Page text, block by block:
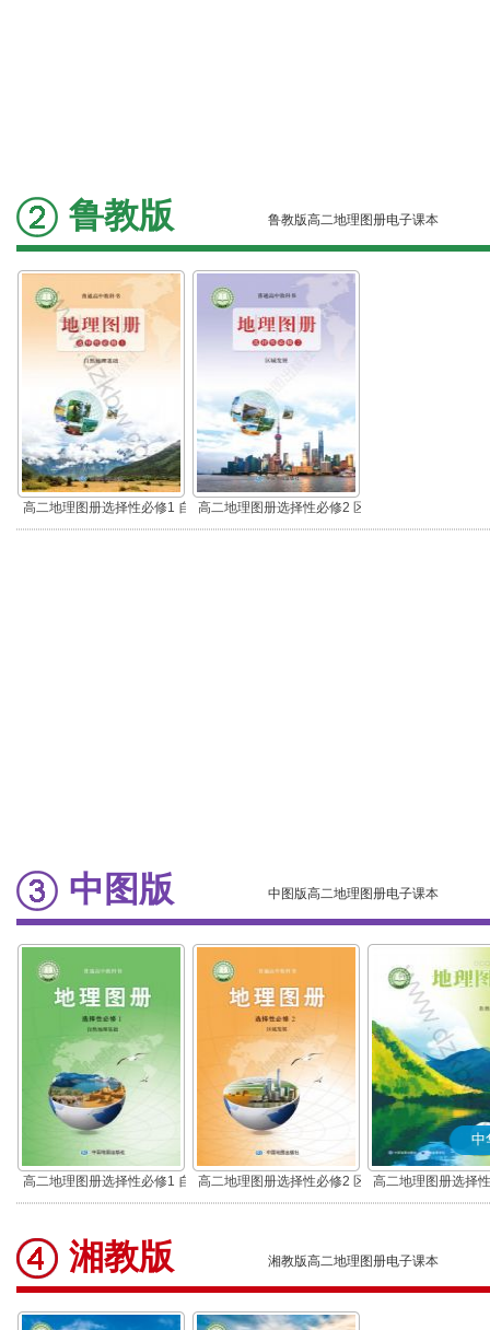
鲁教版 鲁教版高二地理图册电子课本
高二地理图册选择性必修1 自
然地理基础
高二地理图册选择性必修2 区
域发展
中图版 中图版高二地理图册电子课本
高二地理图册选择性必修1 自
然地理基础
高二地理图册选择性必修2 区
域发展
中
高二地理图册选择
然地理基础(中
湘教版 湘教版高二地理图册电子课本